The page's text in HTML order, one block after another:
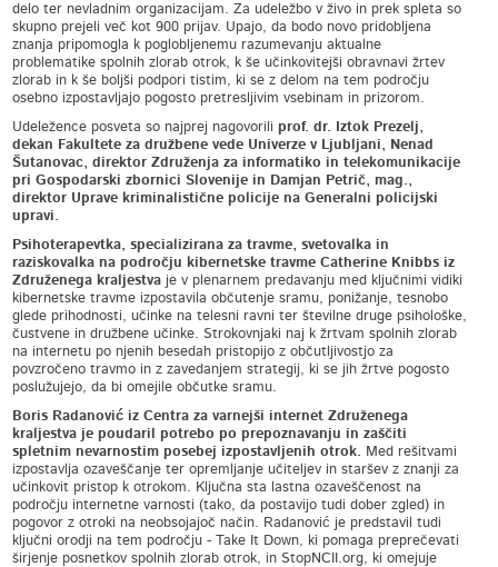
delo ter nevladnim organizacijam. Za udeležbo v živo in prek spleta so
skupno prejeli več kot 900 prijav. Upajo, da bodo novo pridobljena
znanja pripomogla k poglobljenemu razumevanju aktualne
problematike spolnih zlorab otrok, k še učinkovitejši obravnavi žrtev
zlorab in k še boljši podpori tistim, ki se z delom na tem področju
osebno izpostavljajo pogosto pretresljivim vsebinam in prizorom.
Udeležence posveta so najprej nagovoriliprof. dr. Iztok Prezelj,
dekan Fakultete za družbene vede Univerze v Ljubljani, Nenad
Šutanovac, direktor Združenja za informatiko in telekomunikacije
pri Gospodarski zbornici Slovenije in Damjan Petrič, mag.,
direktor Uprave kriminalistične policije na Generalni policijski
upravi.
Psihoterapevtka, specializirana za travme, svetovalka in
raziskovalka na področju kibernetske travme Catherine Knibbs iz
Združenega kraljestva je v plenarnem predavanju med ključnimi vidiki
kibernetske travme izpostavila občutenje sramu, ponižanje, tesnobo
glede prihodnosti, učinke na telesni ravni ter številne druge psihološke,
čustvene in družbene učinke. Strokovnjaki naj k žrtvam spolnih zlorab
na internetu po njenih besedah pristopijo z občutljivostjo za
povzročeno travmo in z zavedanjem strategij, ki se jih žrtve pogosto
poslužujejo, da bi omejile občutke sramu.
Boris Radanović iz Centra za varnejši internet Združenega
kraljestva je poudaril potrebo po prepoznavanju in zaščiti
spletnim nevarnostim posebej izpostavljenih otrok. Med rešitvami
izpostavlja ozaveščanje ter opremljanje učiteljev in staršev z znanji za
učinkovit pristop k otrokom. Ključna sta lastna ozaveščenost na
področju internetne varnosti (tako, da postavijo tudi dober zgled) in
pogovor z otroki na neobsojajoč način. Radanović je predstavil tudi
ključni orodji na tem področju - Take It Down, ki pomaga preprečevati
širjenje posnetkov spolnih zlorab otrok, in StopNCII.org, ki omejuje